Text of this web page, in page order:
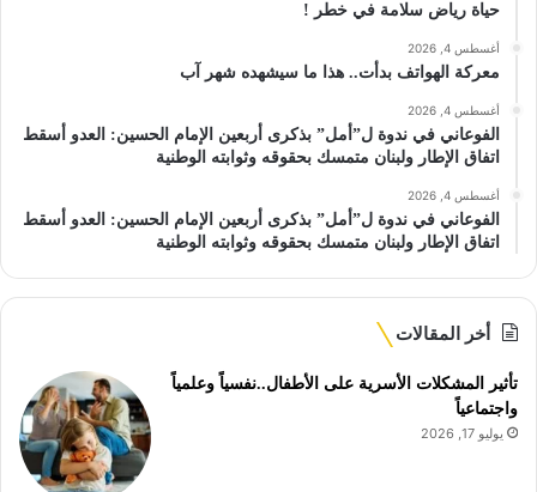
حياة رياض سلامة في خطر !
أغسطس 4, 2026
معركة الهواتف بدأت.. هذا ما سيشهده شهر آب
أغسطس 4, 2026
الفوعاني في ندوة ل”أمل” بذكرى أربعين الإمام الحسين: العدو أسقط
اتفاق الإطار ولبنان متمسك بحقوقه وثوابته الوطنية
أغسطس 4, 2026
الفوعاني في ندوة ل”أمل” بذكرى أربعين الإمام الحسين: العدو أسقط
اتفاق الإطار ولبنان متمسك بحقوقه وثوابته الوطنية
أخر المقالات
تأثير المشكلات الأسرية على الأطفال..نفسياً وعلمياً
واجتماعياً
يوليو 17, 2026